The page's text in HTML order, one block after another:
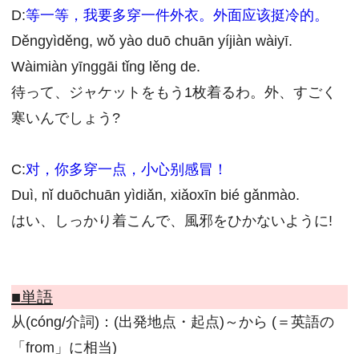
D:等一等，我要多穿一件外衣。外面应该挺冷的。
Děngyìděng, wǒ yào duō chuān yíjiàn wàiyī.
Wàimiàn yīnggāi tǐng lěng de.
待って、ジャケットをもう1枚着るわ。外、すごく
寒いんでしょう?
C:对，你多穿一点，小心别感冒！
Duì, nǐ duōchuān yìdiǎn, xiǎoxīn bié gǎnmào.
はい、しっかり着こんで、風邪をひかないように!
■単語
从(cóng/介詞)：(出発地点・起点)～から (＝英語の
「from」に相当)